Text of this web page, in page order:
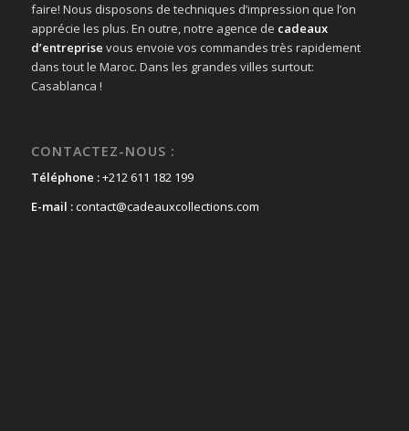
faire! Nous disposons de techniques d’impression que l’on
apprécie les plus. En outre, notre agence de cadeaux
d’entreprise vous envoie vos commandes très rapidement
dans tout le Maroc. Dans les grandes villes surtout:
Casablanca !
CONTACTEZ-NOUS :
Téléphone :+212 611 182 199
E-mail :contact@cadeauxcollections.com